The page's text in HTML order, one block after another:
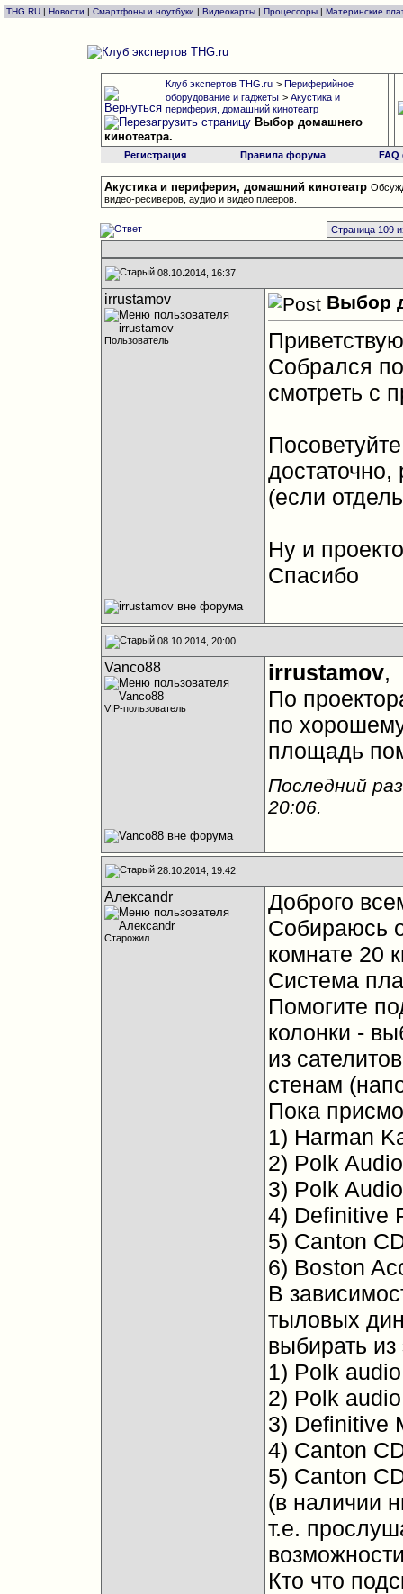
THG.RU | Новости | Смартфоны и ноутбуки | Видеокарты | Процессоры | Материнские
Клуб экспертов THG.ru > Периферийное
оборудование и гаджеты > Акустика и
периферия, домашний кинотеатр
Выбор домашнего
кинотеатра.
Регистрация Правила форума
Акустика и периферия, домашний кинотеатр
видео-ресиверов, аудио и видео плееров.
Страница 109
08.10.2014, 16:37
irrustamov
Пользователь
Выбор
Собрался
смотреть с
(если
Ну и
Спасибо
08.10.2014, 20:00
Vanco88
VIP-пользователь
irrustamov,
По
по
площадь
Последний
20:06.
28.10.2014, 19:42
Алексandr
Старожил
Доброго
Собираюсь
комнате 20
Система
Помогите
колонки -
из
стенам
Пока
1) Harman
2) Polk
3) Polk
4) Definitive
5) Canton
6) Boston
В
тыловых
выбирать из
1) Polk
2) Polk
3) Definitive
4) Canton
5) Canton
(в наличии
т.е.
Кто что